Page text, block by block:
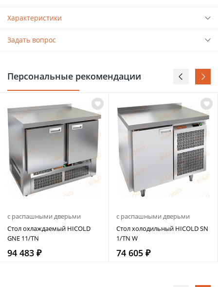
Характеристики
Задать вопрос
Персональные рекомендации
с распашными дверьми
Стол охлаждаемый HICOLD
GNE 11/TN
94 483 ₽
с распашными дверьми
Стол холодильный HICOLD SN
1/TN W
74 605 ₽